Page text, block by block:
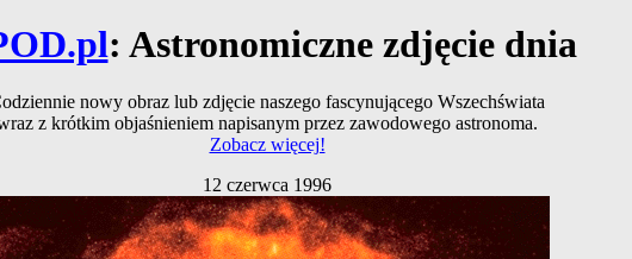
: Astronomiczne zdjęcie dnia
nowy obraz lub zdjęcie naszego fascynującego Wszechświata
z krótkim objaśnieniem napisanym przez zawodowego astronoma.
Zobacz więcej!
12 czerwca 1996